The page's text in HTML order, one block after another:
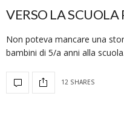
VERSO LA
Non poteva mancare una
bambini di 5/a anni alla
12 SHARES